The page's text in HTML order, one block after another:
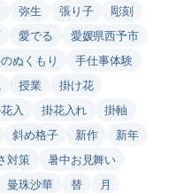
弥生 張り子
彫刻
愛でる
愛媛県西予市
ぬくもり
手仕事体験
授業
掛け花
入 掛花入れ
掛軸
斜め格子 新作
新年
対策
暑中お見舞い
曼珠沙華 替
月